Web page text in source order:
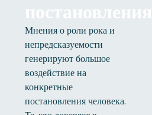
постановления
Мнения о роли рока и
непредсказуемости
генерируют большое
воздействие на
конкретные
постановления человека.